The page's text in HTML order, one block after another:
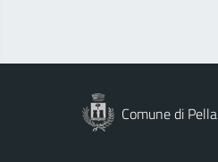
Comune di Pella